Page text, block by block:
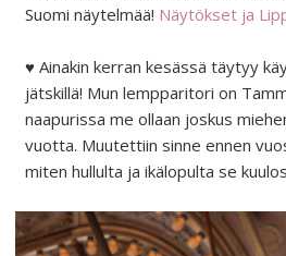
Suomi näytelmää! Näytökset ja
♥ Ainakin kerran kesässä täytyy
jätskillä! Mun lempparitori on
naapurissa me ollaan joskus
vuotta. Muutettiin sinne ennen
miten hullulta ja ikälopulta se